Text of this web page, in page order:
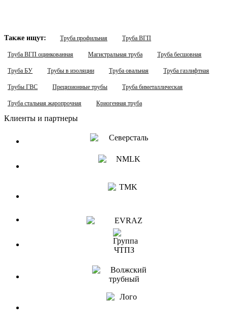
Также ищут: Труба профильная Труба ВГП
Труба ВГП оцинкованная Магистральная труба Труба бесшовная
Труба БУ Трубы в изоляции Труба овальная Труба газлифтная
Трубы ГВС Прецизионные трубы Труба биметаллическая
Труба стальная жаропрочная Криогенная труба
Клиенты и партнеры